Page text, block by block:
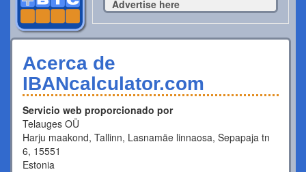
Advertise here
Acerca de
IBANcalculator.com
Servicio web proporcionado por
Telauges OÜ
Harju maakond, Tallinn, Lasnamäe linnaosa, Sepapaja tn
6, 15551
Estonia